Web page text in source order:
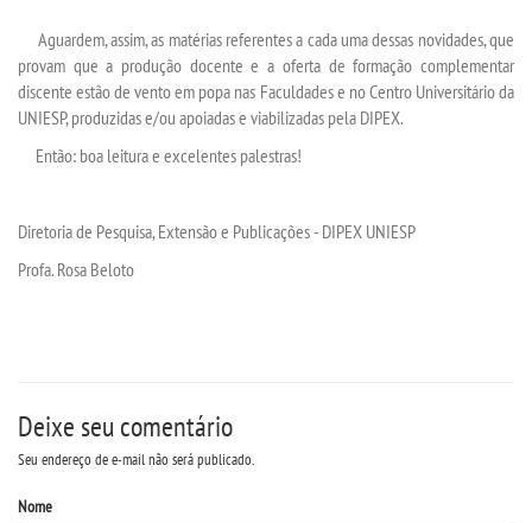
RESOLUÇÕES
PORTARIAS
LOGIN
WEBMAIL
UNIESP
Aguardem, assim, as matérias referentes a cada uma dessas novidades, que
provam que a produção docente e a oferta de formação complementar
discente estão de vento em popa nas Faculdades e no Centro Universitário da
UNIESP, produzidas e/ou apoiadas e viabilizadas pela DIPEX.
Então: boa leitura e excelentes palestras!
Diretoria de Pesquisa, Extensão e Publicações - DIPEX UNIESP
Profa. Rosa Beloto
Deixe seu comentário
Seu endereço de e-mail não será publicado.
Nome